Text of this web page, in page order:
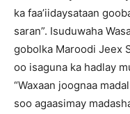
ka faa’iidaysataan
saran”. Isuduwaha
gobolka Maroodi Jeex
oo isaguna ka hadlay
“Waxaan joognaa
soo agaasimay